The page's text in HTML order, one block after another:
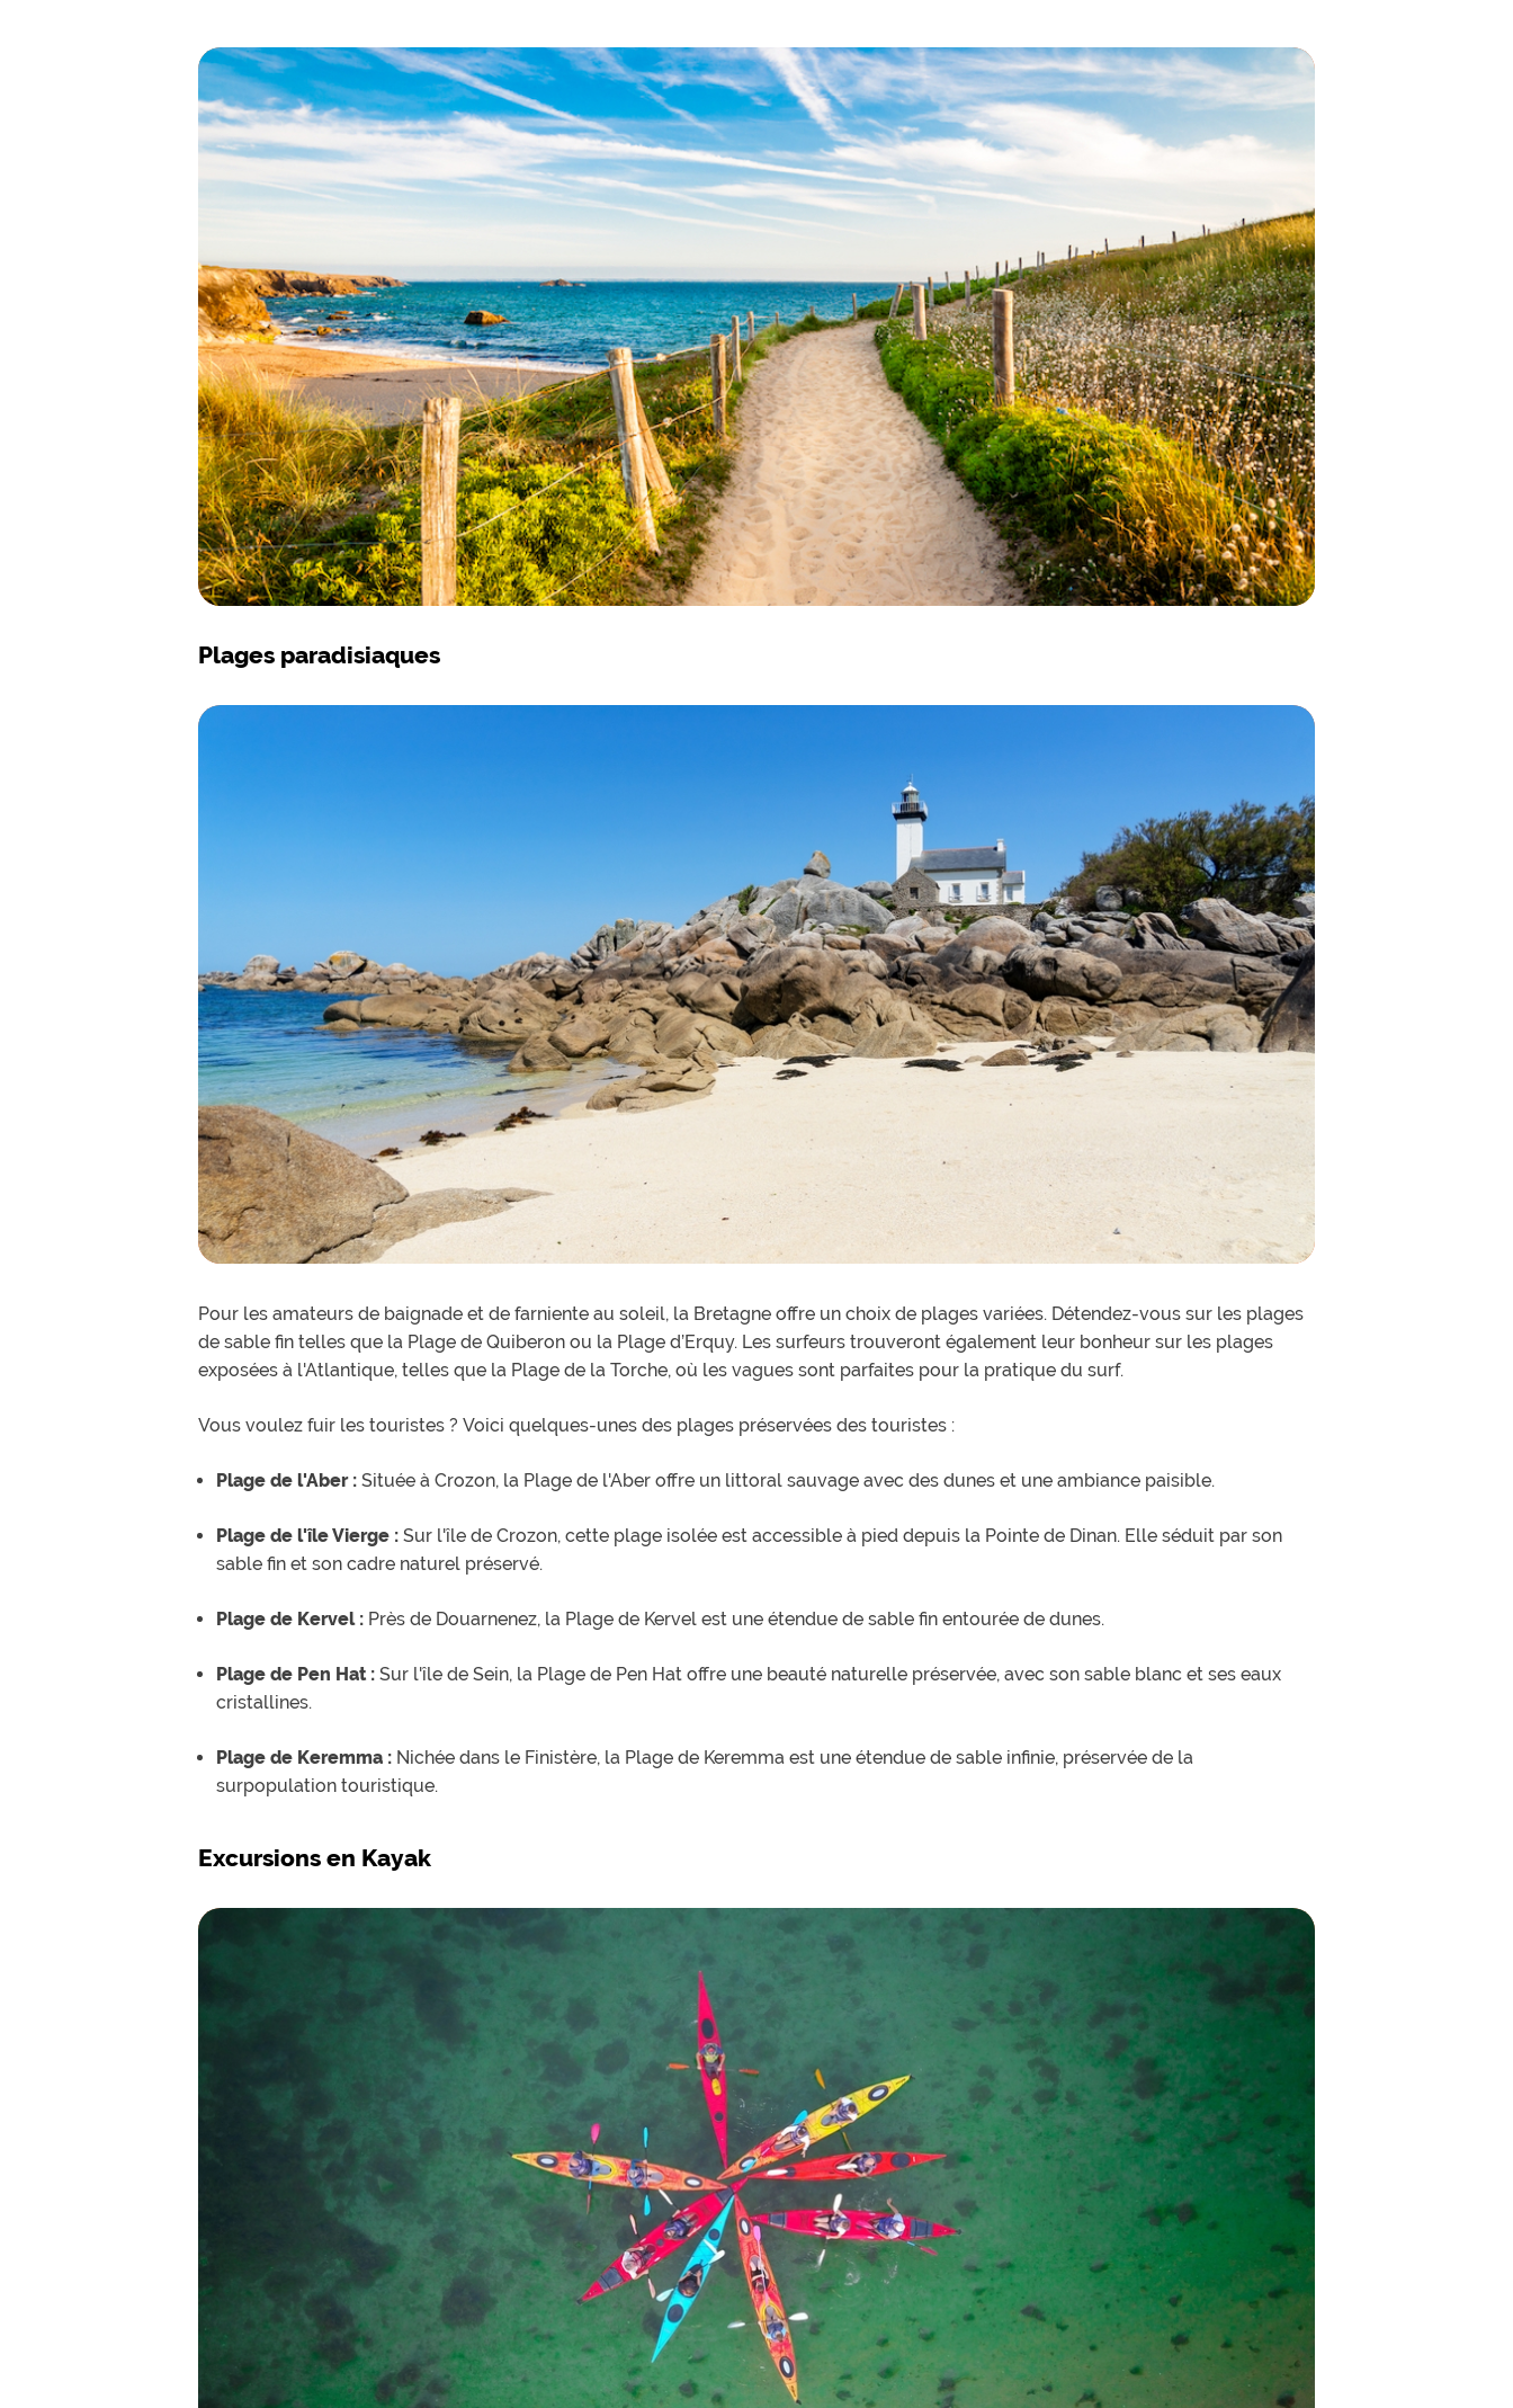
Plages paradisiaques
Pour les amateurs de baignade et de farniente au soleil, la Bretagne offre un choix de plages variées. Détendez-vous sur les plages
de sable fin telles que la Plage de Quiberon ou la Plage d’Erquy. Les surfeurs trouveront également leur bonheur sur les plages
exposées à l'Atlantique, telles que la Plage de la Torche, où les vagues sont parfaites pour la pratique du surf.
Vous voulez fuir les touristes ? Voici quelques-unes des plages préservées des touristes :
Plage de l'Aber : Située à Crozon, la Plage de l'Aber offre un littoral sauvage avec des dunes et une ambiance paisible.
Plage de l'île Vierge : Sur l'île de Crozon, cette plage isolée est accessible à pied depuis la Pointe de Dinan. Elle séduit par son
sable fin et son cadre naturel préservé.
Plage de Kervel : Près de Douarnenez, la Plage de Kervel est une étendue de sable fin entourée de dunes.
Plage de Pen Hat : Sur l'île de Sein, la Plage de Pen Hat offre une beauté naturelle préservée, avec son sable blanc et ses eaux
cristallines.
Plage de Keremma : Nichée dans le Finistère, la Plage de Keremma est une étendue de sable infinie, préservée de la
surpopulation touristique.
Excursions en Kayak